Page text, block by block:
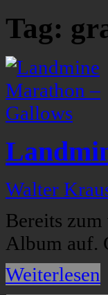
Tag:
Walter
Bereits
Album auf.
Weiterlesen